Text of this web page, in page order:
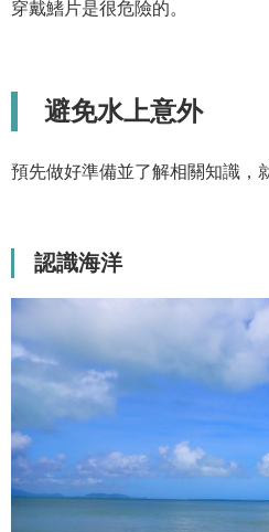
穿戴鰭片是很危險的。
避免水上意外
預先做好準備並了解相關知識，
認識海洋